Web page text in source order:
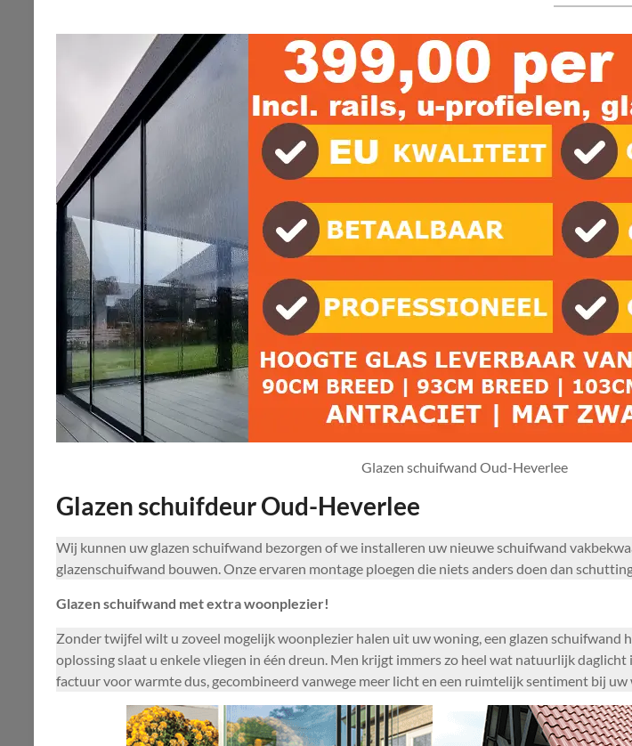
Glazen schuifwand Oud-Heverlee
Glazen schuifdeur Oud-Heverlee
Wij kunnen uw glazen schuifwand bezorgen of we installeren uw nieuwe schuifwand
glazenschuifwand bouwen. Onze ervaren montage ploegen die niets anders doen dan
Glazen schuifwand met extra woonplezier!
Zonder twijfel wilt u zoveel mogelijk woonplezier halen uit uw woning, een glazen schuifwand
oplossing slaat u enkele vliegen in één dreun. Men krijgt immers zo heel wat natuurlijk
factuur voor warmte dus, gecombineerd vanwege meer licht en een ruimtelijk sentiment bij uw